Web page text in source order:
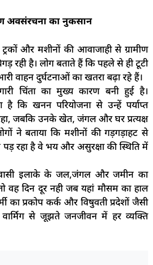
अवसंरचना का नुकसान
और मशीनों की आवाजाही से ग्रामीण
रही है। लोग बताते हैं कि पहले से ही टूटी
वाहन दुर्घटनाओं का खतरा बढ़ा रहे हैं।
चिंता का मुख्य कारण बनी हुई है।
है कि खनन परियोजना से उन्हें पर्याप्त
जबकि उनके खेत, जंगल और घर प्रत्यक्ष
ने बताया कि मशीनों की गड़गड़ाहट से
पड़ रहा है वे भय और असुरक्षा की स्थिति में
इलाके के जल,जंगल और जमीन का
वह दिन दूर नही जब यहां मौसम का हाल
का प्रकोप कर्क और विषुवती प्रदेशों जैसी
से जूझते जनजीवन में हर व्यक्ति